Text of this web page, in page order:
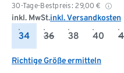
30-Tage-Bestpreis: 29,00 €
inkl. MwSt.inkl. Versandkosten
34 36 38 40
Richtige Größe ermitteln